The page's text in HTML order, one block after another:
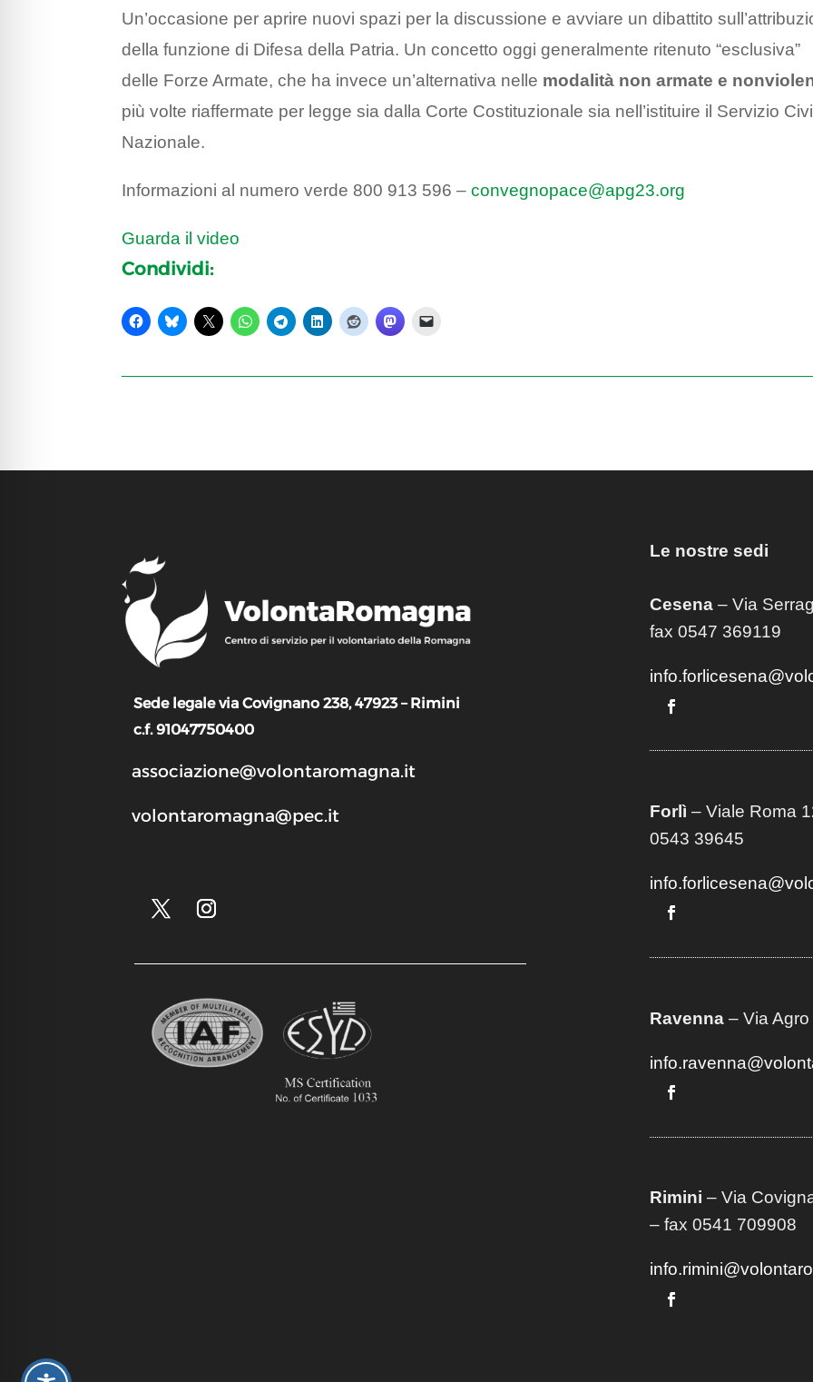
Un’occasione per aprire nuovi spazi per la discussione e avviare un dibattito
della funzione di Difesa della Patria. Un concetto oggi generalmente ritenuto “esclusiva”
delle Forze Armate, che ha invece un’alternativa nelle modalità non armate e
più volte riaffermate per legge sia dalla Corte Costituzionale sia nell’istituire il Servizio
Nazionale.
Informazioni al numero verde 800 913 596 –convegnopace@apg23.org
Guarda il video
Condividi:
Sede legale via Covignano 238, 47923 – Rimini
c.f. 91047750400
associazione@volontaromagna.it
volontaromagna@pec.it
Le nostre sedi
Cesena– Via
fax 0547 369119
Forlì – Viale Roma
0543 39645
Ravenna– Via Agro
Rimini – Via
– fax 0541 709908